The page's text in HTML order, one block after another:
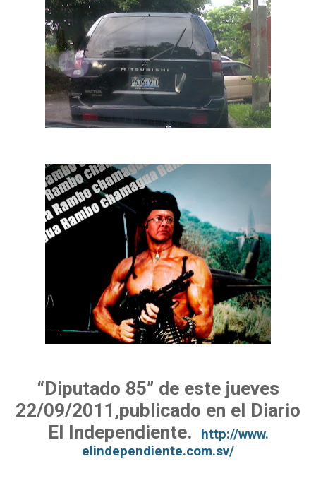
“Diputado 85” de este jueves
22/09/2011,publicado en el Diario
El Independiente.
http://www.
elindependiente.com.sv/